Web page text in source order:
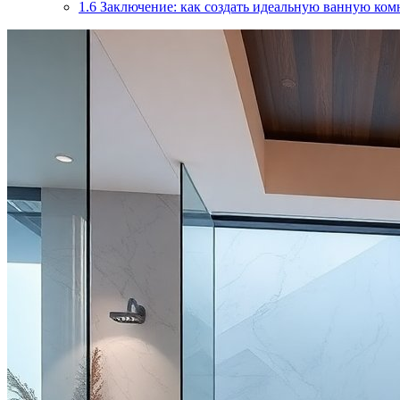
1.6 Заключение: как создать идеальную ванную